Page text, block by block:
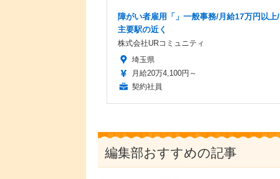
障がい者雇用「」一般事務/月給17万円以上/
主要駅の近く
株式会社URコミュニティ
埼玉県
月給20万4,100円～
契約社員
編集部おすすめの記事